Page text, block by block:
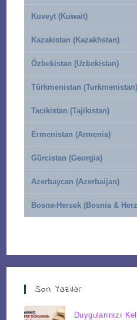
Kuveyt (Kuwait)
Kazakistan (Kazakhstan)
Özbekistan (Uzbekistan)
Türkmenistan (Turkmenistan)
Tacikistan (Tajikistan)
Ermenistan (Armenia)
Gürcistan (Georgia)
Azerbaycan (Azerbaijan)
Bosna-Hersek (Bosnia &
Son Yazılar
Duygularınızı